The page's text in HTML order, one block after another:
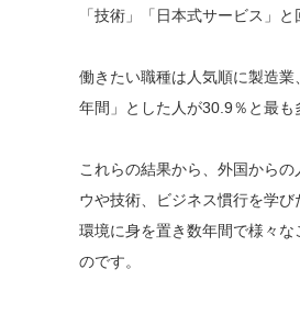
「技術」「日本式サービス」
働きたい職種は人気順に製造
年間」とした人が30.9％と最も
これらの結果から、外国から
ウや技術、ビジネス慣行を学
環境に身を置き数年間で様々
のです。